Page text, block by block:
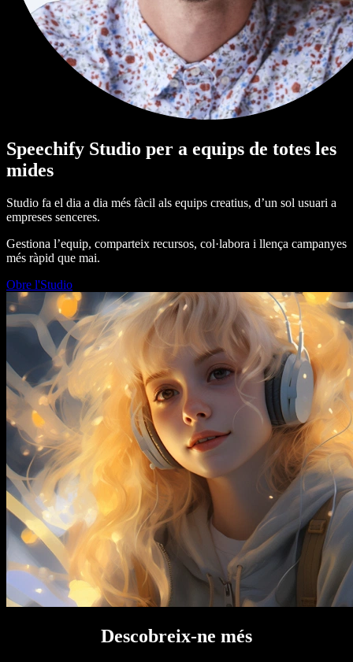
Speechify Studio per a equips de totes les
mides
Studio fa el dia a dia més fàcil als equips creatius, d’un sol usuari a
empreses senceres.
Gestiona l’equip, comparteix recursos, col·labora i llença campanyes
més ràpid que mai.
Obre l'Studio
Descobreix-ne més